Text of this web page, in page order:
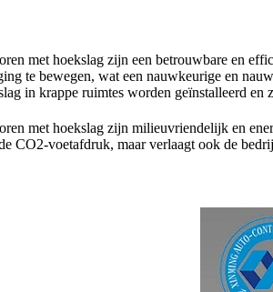
met hoekslag zijn een betrouwbare en
te bewegen, wat een nauwkeurige en
in krappe ruimtes worden geïnstalleerd en
met hoekslag zijn milieuvriendelijk en
CO2-voetafdruk, maar verlaagt ook de